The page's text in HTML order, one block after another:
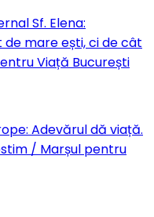
Sf. Elena:
mare ești, ci de cât
Viață București
Adevărul dă viață.
/ Marșul pentru